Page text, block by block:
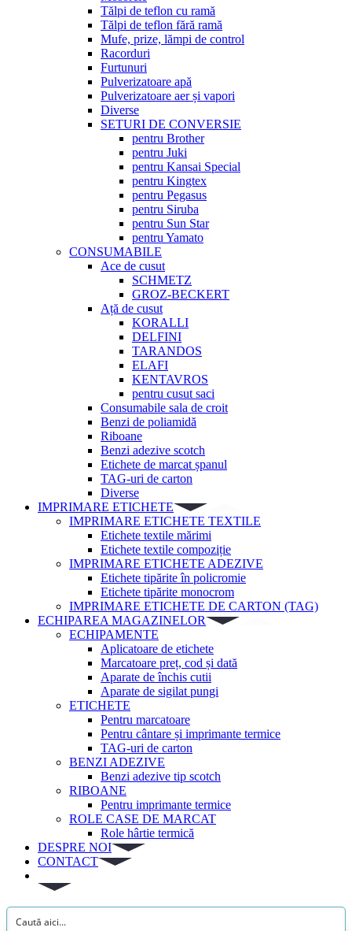
Tălpi de teflon cu ramă
Tălpi de teflon fără ramă
Mufe, prize, lămpi de control
Racorduri
Furtunuri
Pulverizatoare apă
Pulverizatoare aer și vapori
Diverse
SETURI DE CONVERSIE
pentru Brother
pentru Juki
pentru Kansai Special
pentru Kingtex
pentru Pegasus
pentru Siruba
pentru Sun Star
pentru Yamato
CONSUMABILE
Ace de cusut
SCHMETZ
GROZ-BECKERT
Ață de cusut
KORALLI
DELFINI
TARANDOS
ELAFI
KENTAVROS
pentru cusut saci
Consumabile sala de croit
Benzi de poliamidă
Riboane
Benzi adezive scotch
Etichete de marcat șpanul
TAG-uri de carton
Diverse
IMPRIMARE ETICHETE
IMPRIMARE ETICHETE TEXTILE
Etichete textile mărimi
Etichete textile compoziție
IMPRIMARE ETICHETE ADEZIVE
Etichete tipărite în policromie
Etichete tipărite monocrom
IMPRIMARE ETICHETE DE CARTON (TAG)
ECHIPAREA MAGAZINELOR
ECHIPAMENTE
Aplicatoare de etichete
Marcatoare preț, cod și dată
Aparate de închis cutii
Aparate de sigilat pungi
ETICHETE
Pentru marcatoare
Pentru cântare și imprimante termice
TAG-uri de carton
BENZI ADEZIVE
Benzi adezive tip scotch
RIBOANE
Pentru imprimante termice
ROLE CASE DE MARCAT
Role hârtie termică
DESPRE NOI
CONTACT